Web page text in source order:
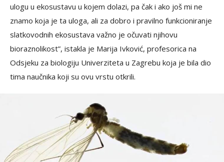
ulogu u ekosustavu u kojem dolazi, pa čak i ako još mi ne
znamo koja je ta uloga, ali za dobro i pravilno funkcioniranje
slatkovodnih ekosustava važno je očuvati njihovu
bioraznolikost”, istakla je Marija Ivković, profesorica na
Odsjeku za biologiju Univerziteta u Zagrebu koja je bila dio
tima naučnika koji su ovu vrstu otkrili.